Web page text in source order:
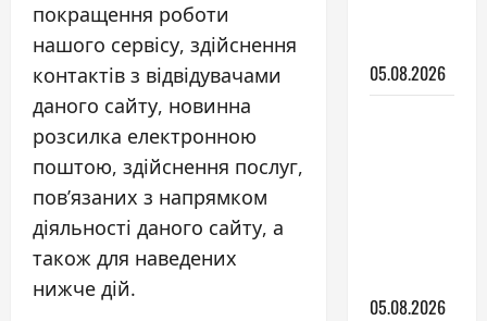
покращення роботи
нашого сервісу, здійснення
контактів з відвідувачами
даного сайту, новинна
розсилка електронною
поштою, здійснення послуг,
пов’язаних з напрямком
діяльності даного сайту, а
також для наведених
нижче дій.
05.08.2026
05.08.2026